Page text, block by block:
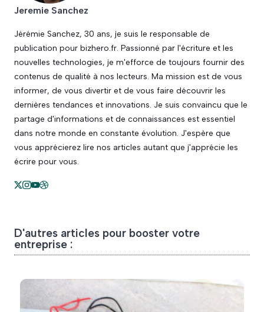
Jeremie Sanchez
Jérémie Sanchez, 30 ans, je suis le responsable de
publication pour bizhero.fr. Passionné par l'écriture et les
nouvelles technologies, je m'efforce de toujours fournir des
contenus de qualité à nos lecteurs. Ma mission est de vous
informer, de vous divertir et de vous faire découvrir les
dernières tendances et innovations. Je suis convaincu que le
partage d'informations et de connaissances est essentiel
dans notre monde en constante évolution. J'espère que
vous apprécierez lire nos articles autant que j'apprécie les
écrire pour vous.
D'autres articles pour booster votre
entreprise :